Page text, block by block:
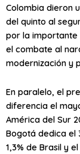
Colombia dieron
del quinto al
por la importante
el combate al
modernización y
En paralelo, el
diferencia el
América del Sur
Bogotá dedica el
1,3% de Brasil y